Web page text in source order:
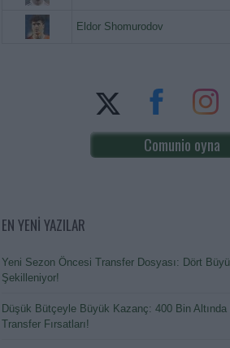
Eldor Shomurodov
Comunio oyna
EN YENİ YAZILAR
Yeni Sezon Öncesi Transfer Dosyası: Dört
Şekilleniyor!
Düşük Bütçeyle Büyük Kazanç: 400 Bin Altında
Transfer Fırsatları!